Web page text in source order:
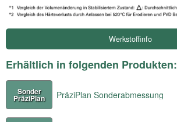
Werkstoffinfo
Erhältlich in folgenden Produkten:
Sonder
PräziPlan PräziPlan Sonderabmessung